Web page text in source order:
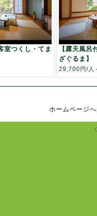
室つくし・てま
【露天風呂
ざぐるま】
29,700円/人
ホームページ